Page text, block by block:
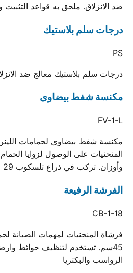
ضد الانزلاق. ملحق به قواعد
درجات سلم بلاستيك
PS
درجات سلم بلاستيك معالج ضد
مكنسة شفط بيضاوى
FV-1-L
مكنسة شفط بيضاوى لحمامات
المنحنيات على الوصول لزوايا
وأوزان. تركب في ذراع تلسكوب 29 مم وخرطوم 1.5 بوصة
الفرشة الرفيعة
CB-1-18
فرشاة المنحنيات لمهمات الصيانة
45سم. تستخدم لتنظيف حوائط
الرواسب والبكتريا